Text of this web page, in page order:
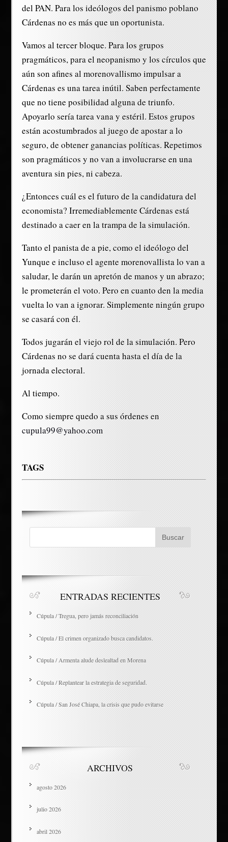
del PAN. Para los ideólogos del panismo poblano
Cárdenas no es más que un oportunista.
Vamos al tercer bloque. Para los grupos
pragmáticos, para el neopanismo y los círculos que
aún son afines al morenovallismo impulsar a
Cárdenas es una tarea inútil. Saben perfectamente
que no tiene posibilidad alguna de triunfo.
Apoyarlo sería tarea vana y estéril. Estos grupos
están acostumbrados al juego de apostar a lo
seguro, de obtener ganancias políticas. Repetimos
son pragmáticos y no van a involucrarse en una
aventura sin pies, ni cabeza.
¿Entonces cuál es el futuro de la candidatura del
economista? Irremediablemente Cárdenas está
destinado a caer en la trampa de la simulación.
Tanto el panista de a pie, como el ideólogo del
Yunque e incluso el agente morenovallista lo van a
saludar, le darán un apretón de manos y un abrazo;
le prometerán el voto. Pero en cuanto den la media
vuelta lo van a ignorar. Simplemente ningún grupo
se casará con él.
Todos jugarán el viejo rol de la simulación. Pero
Cárdenas no se dará cuenta hasta el día de la
jornada electoral.
Al tiempo.
Como siempre quedo a sus órdenes en
cupula99@yahoo.com
TAGS
ENTRADAS RECIENTES
Cúpula / Tregua, pero jamás reconciliación
Cúpula / El crimen organizado busca candidatos.
Cúpula / Armenta alude deslealtad en Morena
Cúpula / Replantear la estrategia de seguridad.
Cúpula / San José Chiapa, la crisis que pudo evitarse
ARCHIVOS
agosto 2026
julio 2026
abril 2026